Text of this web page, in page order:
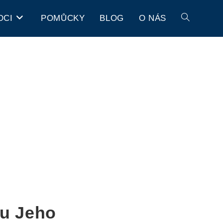
POMŮCKY BLOG O NÁS
Jeho